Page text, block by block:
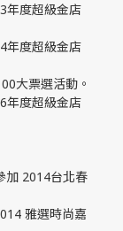
年度超級金店
年度超級金店
大票選活動。
年度超級金店
加 2014台北春
雅選時尚嘉